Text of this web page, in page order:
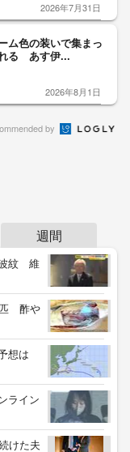
2026年7月31日
ム色の装いで集まっ
る あす伊...
2026年8月1日
by
週間
波紋 維
匹 酢や
予想は
ライン
けた夫